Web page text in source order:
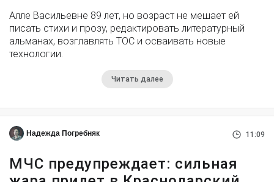
Алле Васильевне 89 лет, но возраст не мешает ей
писать стихи и прозу, редактировать литературный
альманах, возглавлять ТОС и осваивать новые
технологии.
Читать далее
Надежда Погребняк 11:09
МЧС предупреждает: сильная